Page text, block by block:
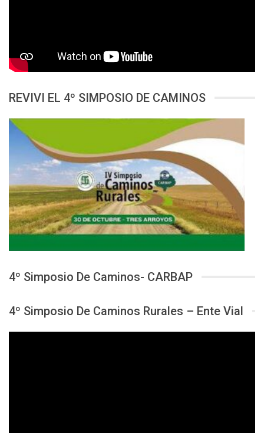
REVIVI EL 4º SIMPOSIO DE CAMINOS
4º Simposio De Caminos- CARBAP
4º Simposio De Caminos Rurales – Ente Vial